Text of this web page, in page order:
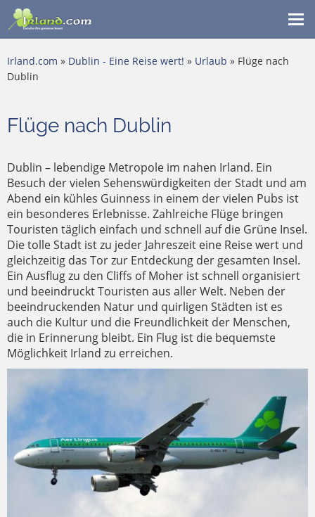
Irland.com » Dublin - Eine Reise wert! » Urlaub » Flüge nach
Dublin
Flüge nach Dublin
Dublin – lebendige Metropole im nahen Irland. Ein
Besuch der vielen Sehenswürdigkeiten der Stadt und am
Abend ein kühles Guinness in einem der vielen Pubs ist
ein besonderes Erlebnisse. Zahlreiche Flüge bringen
Touristen täglich einfach und schnell auf die Grüne Insel.
Die tolle Stadt ist zu jeder Jahreszeit eine Reise wert und
gleichzeitig das Tor zur Entdeckung der gesamten Insel.
Ein Ausflug zu den Cliffs of Moher ist schnell organisiert
und beeindruckt Touristen aus aller Welt. Neben der
beeindruckenden Natur und quirligen Städten ist es
auch die Kultur und die Freundlichkeit der Menschen,
die in Erinnerung bleibt. Ein Flug ist die bequemste
Möglichkeit Irland zu erreichen.